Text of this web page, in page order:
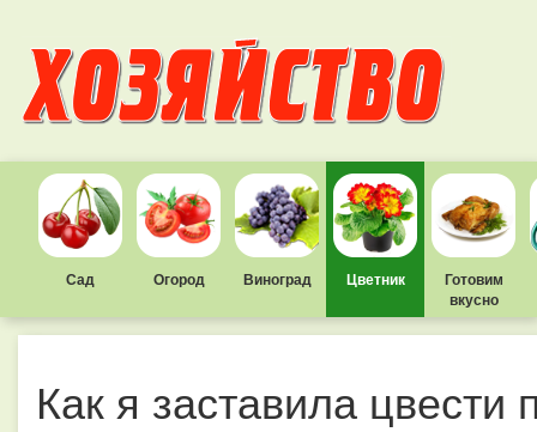
Сад Огород Виноград Цветник
Готовим
вкусно
Как я заставила цвести